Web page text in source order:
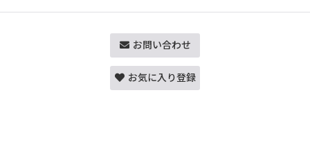
お問い合わせ
お気に入り登録